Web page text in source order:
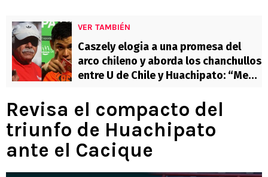
VER TAMBIÉN
Caszely elogia a una promesa del
arco chileno y aborda los chanchullos
entre U de Chile y Huachipato: “Me
grave”
Revisa el compacto del
triunfo de Huachipato
ante el Cacique